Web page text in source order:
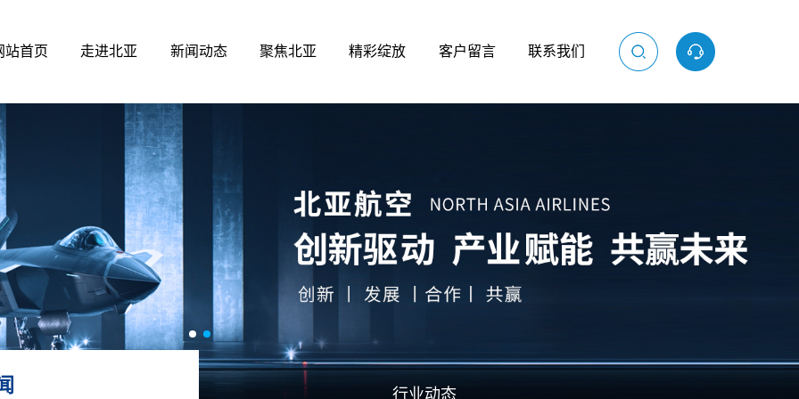
站首页 走进北亚 新闻动态 聚焦北亚 精彩绽放 客户留言 联系我们
行业动态